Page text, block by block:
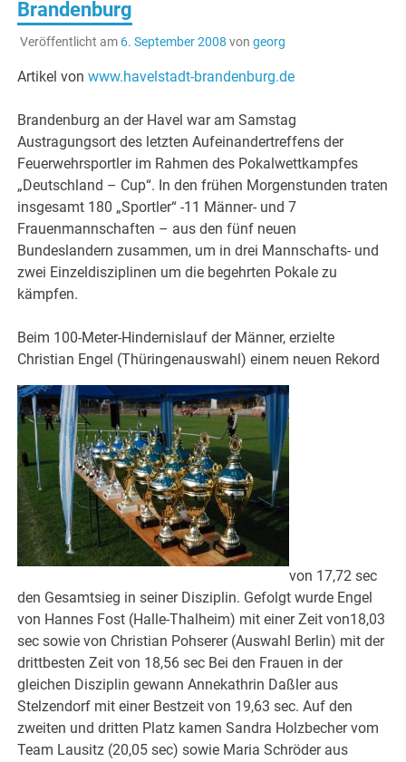
Brandenburg
Veröffentlicht am 6. September 2008 von georg
Artikel vonwww.havelstadt-brandenburg.de
Brandenburg an der Havel war am Samstag
Austragungsort des letzten Aufeinandertreffens der
Feuerwehrsportler im Rahmen des Pokalwettkampfes
„Deutschland – Cup“. In den frühen Morgenstunden traten
insgesamt 180 „Sportler“ -11 Männer- und 7
Frauenmannschaften – aus den fünf neuen
Bundeslandern zusammen, um in drei Mannschafts- und
zwei Einzeldisziplinen um die begehrten Pokale zu
kämpfen.
Beim 100-Meter-Hindernislauf der Männer, erzielte
Christian Engel (Thüringenauswahl) einem neuen Rekord
von 17,72 sec
den Gesamtsieg in seiner Disziplin. Gefolgt wurde Engel
von Hannes Fost (Halle-Thalheim) mit einer Zeit von18,03
sec sowie von Christian Pohserer (Auswahl Berlin) mit der
drittbesten Zeit von 18,56 sec Bei den Frauen in der
gleichen Disziplin gewann Annekathrin Daßler aus
Stelzendorf mit einer Bestzeit von 19,63 sec. Auf den
zweiten und dritten Platz kamen Sandra Holzbecher vom
Team Lausitz (20,05 sec) sowie Maria Schröder aus